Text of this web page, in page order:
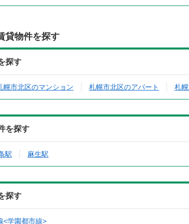
貸物件を探す
探す
幌市北区のマンション 札幌市北区のアパート 札
を探す
駅 麻生駅
探す
<学園都市線>